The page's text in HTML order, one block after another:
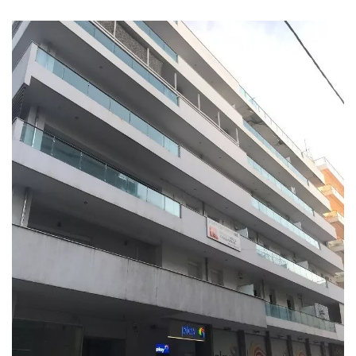
εργαζομένων στην εργασία, η επίλυση ενός απλού
ζητήματος υποστήριξης IT helpdesk μπορεί να διαρκέσει
πολλές ώρες, ενώ χρησιμοποιώντας το Gaspardesk το
ίδιο πρόβλημα μπορεί να επιλυθεί μέσα σε 5
δευτερόλεπτα. Επίσης, με την υβριδική εργασία να είναι
το νέο απασχόλησης, οι εταιρείες μεταφέρουν τις
εσωτερικές τους IT helpdesk λειτουργίες υποστήριξης
από το γραφείο που βασίζονται κυρίως μέχρι τώρα, σε
διαδικτυακές πλατφόρμες ανταλλαγής και συνεργασίας
μηνυμάτων όπως το Slack και το Microsoft Teams. Έτσι,
οι εργαζόμενοι αναμένουν ότι οι ερωτήσεις και τα IT
helpdesk ζητήματα τους θα επιλυθούν εκεί και άμεσα
χωρίς να χρειαστεί ποτέ να αλλάξουν πλατφόρμες.
Οι Founders, Χρήστος Καραφεΐζης και Ash Arnold
κατέχουν σημαντική πολυετή εμπειρία στον κλάδο